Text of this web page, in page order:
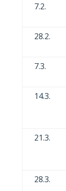
7.2.
28.2.
7.3.
14.3.
21.3.
28.3.